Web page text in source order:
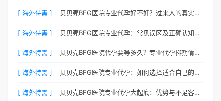
[ 海外特需 ] 贝贝壳BFG医院专业代孕好不好？过来人的真实心声
[ 海外特需 ] 贝贝壳BFG医院专业代孕：常见误区及正确认知全梳理
[ 海外特需 ] 贝贝壳BFG医院代孕要等多久？专业代孕排期情况公开
[ 海外特需 ] 贝贝壳BFG医院专业代孕：如何选择适合自己的代妈？
[ 海外特需 ] 贝贝壳BFG医院专业代孕大起底：优势与不足客观分析